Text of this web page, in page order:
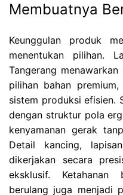
Membuatnya
Keunggulan produk
menentukan pilihan.
Tangerang
pilihan bahan
sistem produksi efisien.
dengan struktur pola
kenyamanan gerak
Detail kancing,
dikerjakan secara
eksklusif. Ketahanan
berulang juga menjadi